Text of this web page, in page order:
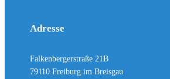
Adresse
Falkenbergerstraße 21B
79110 Freiburg im Breisgau